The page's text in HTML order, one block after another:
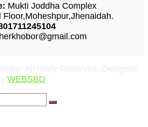
Mukti Joddha Complex
Floor,Moheshpur,Jhenaidah.
WEBSBD